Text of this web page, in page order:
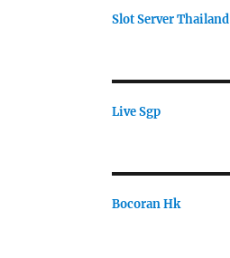
Slot Server Thailand
Live Sgp
Bocoran Hk